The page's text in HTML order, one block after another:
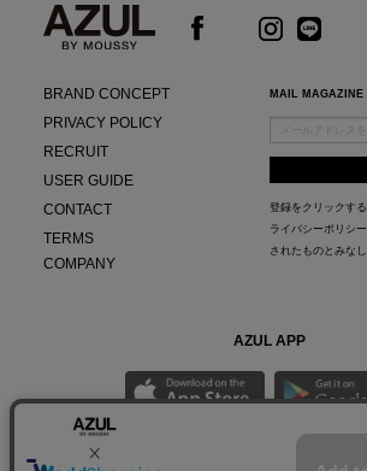
BRAND CONCEPT
PRIVACY POLICY
RECRUIT
USER GUIDE
CONTACT
TERMS
COMPANY
MAIL MAGAZINE
登録をクリックす
ライバシーポリシ
されたものとみなし
AZUL APP
最新ニュースやスタイリング紹介までAZUL BY MOUSSYのお得